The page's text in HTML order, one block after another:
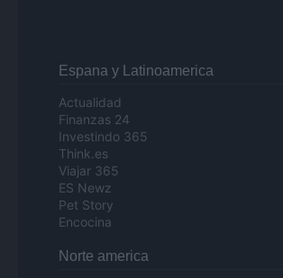
Espana y Latinoamerica
Actualidad
Finanzas 24
Investindo 365
Think.es
Viajar 365
ES Newz
Pet Story
Encocina
Norte america